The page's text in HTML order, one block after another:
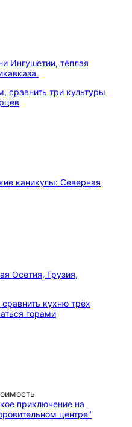
Ингушетии, тёплая
сравнить три культуры
Осетия, Грузия,
кухню трёх
горами